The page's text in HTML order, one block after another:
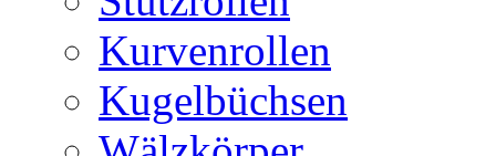
Kurvenrollen
Kugelbüchsen